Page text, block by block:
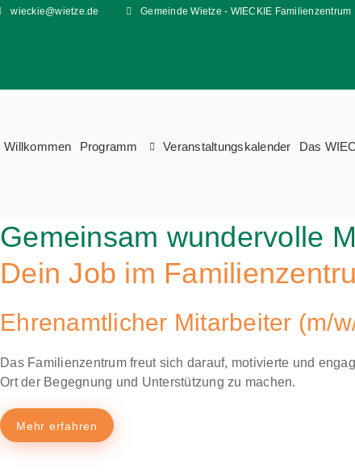
wieckie@wietze.de Gemeinde Wietze - WIECKIE
Willkommen Programm Veranstaltungskalender Das
Gemeinsam wundervolle
Dein Job im
Ehrenamtlicher Mitarbeiter (m/
Das Familienzentrum freut sich darauf, motivierte und
Ort der Begegnung und Unterstützung zu machen.
Mehr erfahren